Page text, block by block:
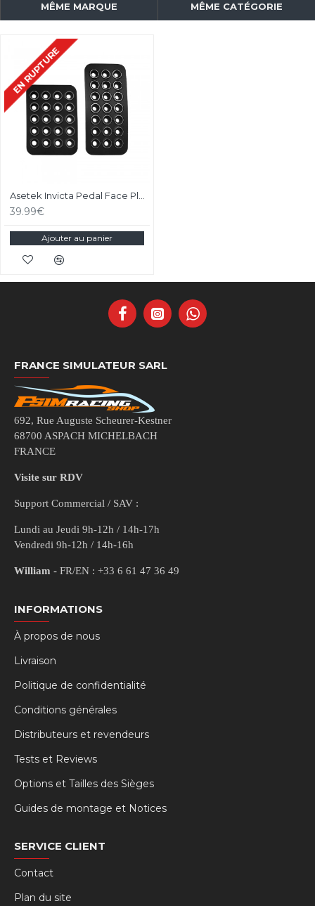
MÊME MARQUE MÊME CATÉGORIE
EN RUPTURE
39.99€
Ajouter au panier
FRANCE SIMULATEUR SARL
692, Rue Auguste Scheurer-Kestner
68700 ASPACH MICHELBACH
FRANCE
Visite sur RDV
Support Commercial / SAV :
Lundi au Jeudi 9h-12h / 14h-17h
Vendredi 9h-12h / 14h-16h
William - FR/EN : +33 6 61 47 36 49
INFORMATIONS
À propos de nous
Livraison
Politique de confidentialité
Conditions générales
Distributeurs et revendeurs
Tests et Reviews
Options et Tailles des Sièges
Guides de montage et Notices
SERVICE CLIENT
Contact
Plan du site